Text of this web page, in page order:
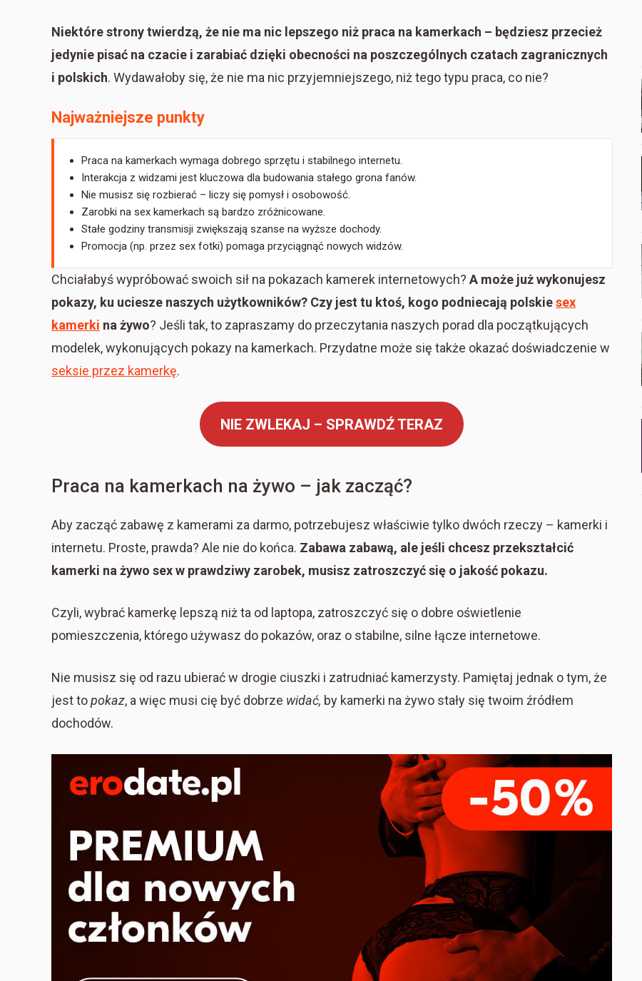
Niektóre strony twierdzą, że nie ma nic lepszego niż praca na kamerkach – będziesz przecież
jedynie pisać na czacie i zarabiać dzięki obecności na poszczególnych czatach zagranicznych
i polskich. Wydawałoby się, że nie ma nic przyjemniejszego, niż tego typu praca, co nie?
Najważniejsze punkty
Praca na kamerkach wymaga dobrego sprzętu i stabilnego internetu.
Interakcja z widzami jest kluczowa dla budowania stałego grona fanów.
Nie musisz się rozbierać – liczy się pomysł i osobowość.
Zarobki na sex kamerkach są bardzo zróżnicowane.
Stałe godziny transmisji zwiększają szanse na wyższe dochody.
Promocja (np. przez sex fotki) pomaga przyciągnąć nowych widzów.
Chciałabyś wypróbować swoich sił na pokazach kamerek internetowych?A może już wykonujesz
pokazy, ku uciesze naszych użytkowników? Czy jest tu ktoś, kogo podniecają polskiesex
kamerki na żywo? Jeśli tak, to zapraszamy do przeczytania naszych porad dla początkujących
modelek, wykonujących pokazy na kamerkach. Przydatne może się także okazać doświadczenie w
seksie przez kamerkę.
NIE ZWLEKAJ – SPRAWDŹ TERAZ
Praca na kamerkach na żywo – jak zacząć?
Aby zacząć zabawę z kamerami za darmo, potrzebujesz właściwie tylko dwóch rzeczy – kamerki i
internetu. Proste, prawda? Ale nie do końca. Zabawa zabawą, ale jeśli chcesz przekształcić
kamerki na żywo sex w prawdziwy zarobek, musisz zatroszczyć się o jakość pokazu.
Czyli, wybrać kamerkę lepszą niż ta od laptopa, zatroszczyć się o dobre oświetlenie
pomieszczenia, którego używasz do pokazów, oraz o stabilne, silne łącze internetowe.
Nie musisz się od razu ubierać w drogie ciuszki i zatrudniać kamerzysty. Pamiętaj jednak o tym, że
jest topokaz, a więc musi cię być dobrze widać, by kamerki na żywo stały się twoim źródłem
dochodów.